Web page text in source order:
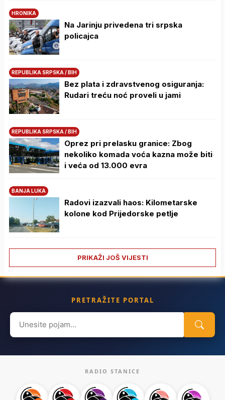
HRONIKA
Na Јarinju privedena tri srpska
policajca
REPUBLIKA SRPSKA / BIH
Bez plata i zdravstvenog osiguranja:
Rudari treću noć proveli u jami
REPUBLIKA SRPSKA / BIH
Oprez pri prelasku granice: Zbog
nekoliko komada voća kazna može biti
i veća od 13.000 evra
BANJA LUKA
Radovi izazvali haos: Kilometarske
kolone kod Prijedorske petlje
PRIKAŽI JOŠ VIJESTI
PRETRAŽITE PORTAL
Search
for:
RADIO STANICE